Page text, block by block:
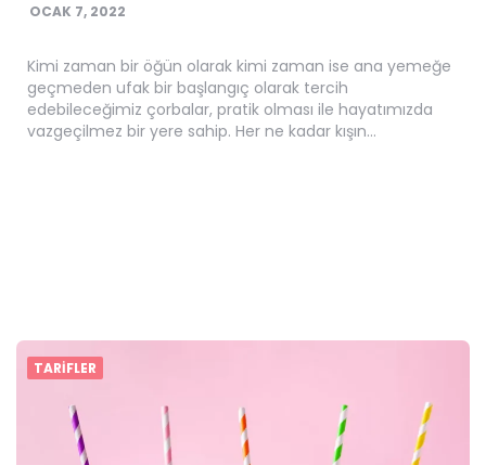
OCAK 7, 2022
Kimi zaman bir öğün olarak kimi zaman ise ana yemeğe
geçmeden ufak bir başlangıç olarak tercih
edebileceğimiz çorbalar, pratik olması ile hayatımızda
vazgeçilmez bir yere sahip. Her ne kadar kışın…
TARIFLER